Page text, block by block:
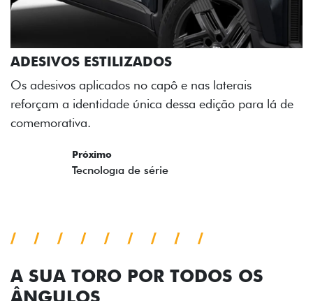
ADESIVOS ESTILIZADOS
Os adesivos aplicados no capô e nas laterais
reforçam a identidade única dessa edição para lá de
comemorativa.
Próximo
Tecnologia de série
A SUA TORO POR TODOS OS
ÂNGULOS